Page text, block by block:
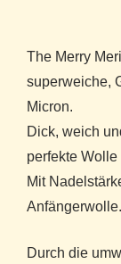
The Merry
superweiche,
Micron.
Dick, weich
perfekte
Mit
Anfängerwolle.
Durch die